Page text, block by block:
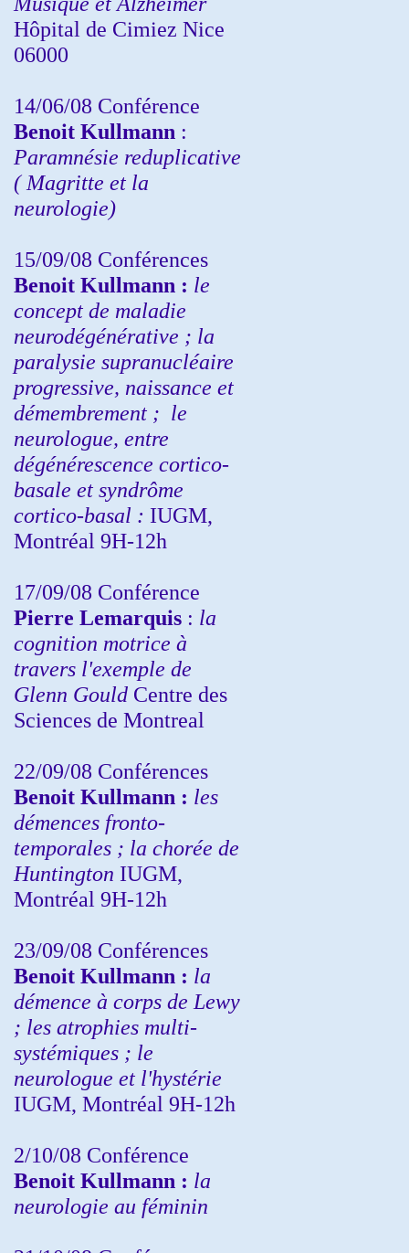
Hôpital de Cimiez Nice
06000
14/06/08 Conférence
Benoit Kullmann :
Paramnésie reduplicative
( Magritte et la
neurologie)
15/09/08 Conférences
Benoit Kullmann : le
concept de maladie
neurodégénérative ; la
paralysie supranucléaire
progressive, naissance et
démembrement ; le
neurologue, entre
dégénérescence cortico-
basale et syndrôme
cortico-basal : IUGM,
Montréal 9H-12h
17/09/08 Conférence
Pierre Lemarquis : la
cognition motrice à
travers l'exemple de
Glenn Gould Centre des
Sciences de Montreal
22/09/08 Conférences
Benoit Kullmann : les
démences fronto-
temporales ; la chorée de
Huntington IUGM,
Montréal 9H-12h
23/09/08 Conférences
Benoit Kullmann : la
démence à corps de Lewy
; les atrophies multi-
systémiques ; le
neurologue et l'hystérie
IUGM, Montréal 9H-12h
2/10/08 Conférence
Benoit Kullmann : la
neurologie au féminin